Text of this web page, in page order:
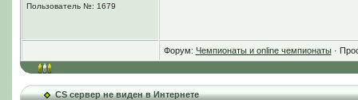
Пользователь №: 1679
Форум: Чемпионаты и online чемпионаты·
CS сервер не виден в Интернете